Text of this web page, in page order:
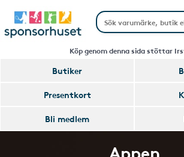
Köp genom denna sida stöttar
Butiker
Presentkort
Bli medlem
Appen